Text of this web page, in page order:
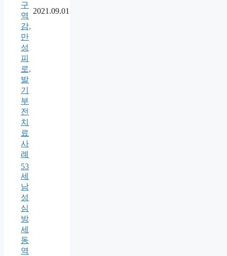
구
역
감,
만
성
피
로,
발
기
부
전
치
료
사
례
2021.09.01
53
세
남
성
심
방
세
동
역